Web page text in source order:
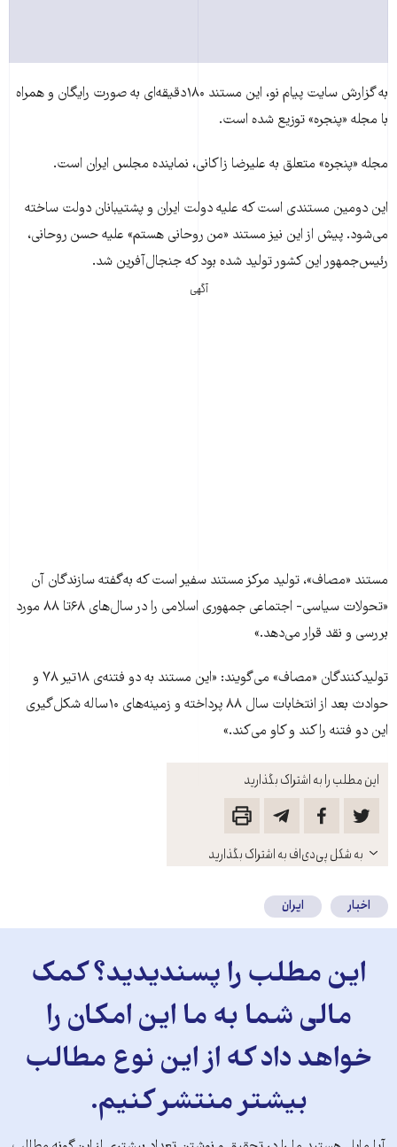
این مطلب را به اشتراک بگذارید
باز
کنید
به شکل پی‌دی‌اف به اشتراک بگذارید
به گزارش سايت پيام نو، اين مستند ۱۸۰دقيقه‌ای به صورت رايگان و همراه
با مجله «پنجره» توزيع شده است.
مجله «پنجره» متعلق به عليرضا زاکانی، نماينده مجلس ايران است.
اين دومين مستندی است که عليه دولت ايران و پشتيبانان دولت ساخته
می‌شود. پيش از اين نيز مستند «من روحانی هستم» عليه حسن روحانی،
رئيس‌جمهور اين کشور توليد شده بود که جنجال‌آفرين شد.
آگهی
مستند «مصاف»، توليد مرکز مستند سفير است که به‌گفته سازندگان آن
«تحولات سياسی- اجتماعی جمهوری اسلامی را در سال‌های ۶۸تا ۸۸ مورد
بررسی و نقد قرار می‌دهد.»
توليدکنندگان «مصاف» می‌گويند: «اين مستند به دو فتنه‌ی ۱۸تير ۷۸ و
حوادث بعد از انتخابات سال ۸۸ پرداخته و زمينه‌های ۱۰ساله‌ شکل‌گيری
اين دو فتنه را کند و کاو می‌کند.»
اخبار ایران
این مطلب را پسندیدید؟ کمک
مالی شما به ما این امکان را
خواهد داد که از این نوع مطالب
بیشتر منتشر کنیم.